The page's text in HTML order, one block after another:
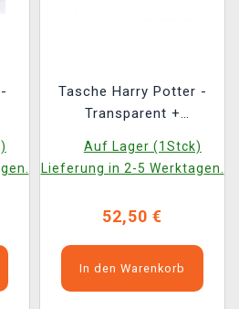
Tasche Harry Potter -
Transparent +
Auf Lager (1Stck)
Lieferung in 2-5 Werktagen.
52,50 €
In den Warenkorb